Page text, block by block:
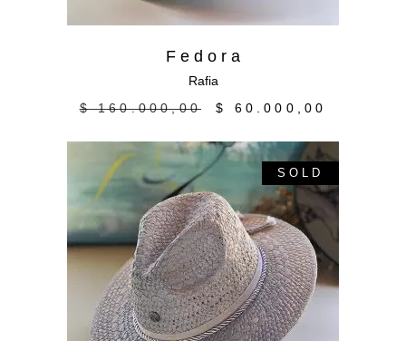
F e d o r a
Rafia
$160.000,00 $ 60.000,00
SOLD
Leer más